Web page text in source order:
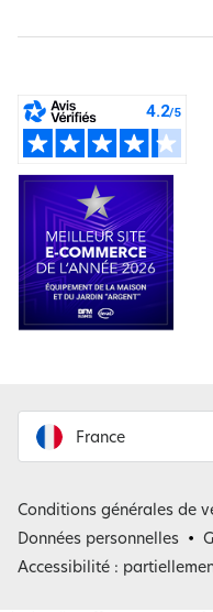
France
Belgique
Conditions générales de
Données personnelles
Accessibilité :